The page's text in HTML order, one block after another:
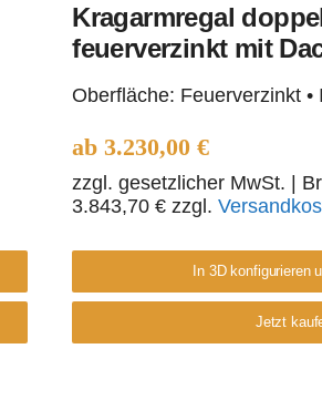
Kragarmregal
feuerverzinkt mit
Oberfläche: Feuerverzinkt •
ab3.230,00€
zzgl. gesetzlicher MwSt. |
3.843,70€ zzgl.
In 3D konfigurieren
Jetzt